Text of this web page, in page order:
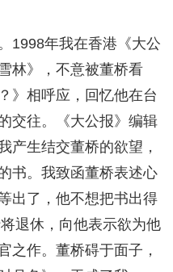
1998年我在香港《大公
林》，不意被董桥看
》相呼应，回忆他在台
交往。《大公报》编辑
产生结交董桥的欲望，
书。我致函董桥表述心
出了，他不想把书出得
退休，向他表示欲为他
之作。董桥碍于面子，